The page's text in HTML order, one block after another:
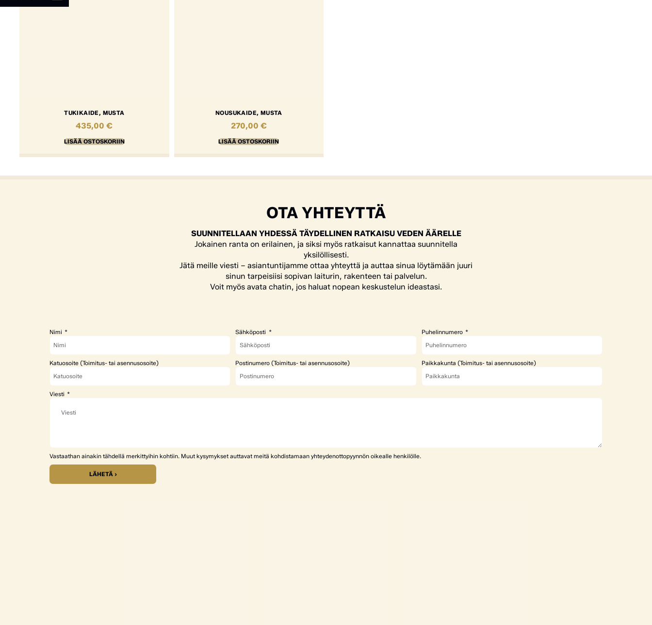
TUKIKAIDE, MUSTA
435,00€
LISÄÄ OSTOSKORIIN
NOUSUKAIDE, MUSTA
270,00 €
LISÄÄ OSTOSKORIIN
OTA YHTEYTTÄ
SUUNNITELLAAN YHDESSÄ TÄYDELLINEN RATKAISU VEDEN ÄÄRELLE
Jokainen ranta on erilainen, ja siksi myös ratkaisut kannattaa suunnitella
yksilöllisesti.
Jätä meille viesti – asiantuntijamme ottaa yhteyttä ja auttaa sinua löytämään juuri
sinun tarpeisiisi sopivan laiturin, rakenteen tai palvelun.
Voit myös avata chatin, jos haluat nopean keskustelun ideastasi.
Nimi Sähköposti Puhelinnumero
Katuosoite (Toimitus- tai asennusosoite) Postinumero (Toimitus- tai asennusosoite) Paikkakunta (Toimitus- tai asennusosoite)
Viesti
Vastaathan ainakin tähdellä merkittyihin kohtiin. Muut kysymykset auttavat meitä kohdistamaan yhteydenottopyynnön oikealle henkilölle.
LÄHETÄ ›